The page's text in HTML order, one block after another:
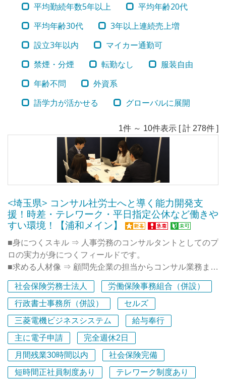
平均勤続年数5年以上
平均年齢20代
平均年齢30代
3年以上連続売上増
設立3年以内
マイカー通勤可
禁煙・分煙
転勤なし
服装自由
年齢不問
外資系
語学力が活かせる
グローバルに展開
1件 ～ 10件表示 [ 計 278件 ]
<埼玉県> コンサル社労士へと導く能力開発支
援！時差・テレワーク・平日指定公休など働きや
すい環境！【浦和メイン】
■身につくスキル ⇒ 人事労務のコンサルタントとしてのプ
ロの実力が身につくフィールドです。
■求める人材像 ⇒ 顧問先企業の担当からコンサル業務まで
をこなせるコンサル型の社労士を目指していきたい人で
す。
■充実したキャリア開発支援（研修体制）⇒ スタッフのス
キルアップに力を入れており、多数の研修動画視聴、人事
労務専門誌のWEB購読（費用は事務所負担）が可能で、
定期的な所内研修では先輩社労士の労務相談解決事例の共
有等を積極的に行っています！
■当法人は、人事労務分野の総合的なコンサルティング組
織である「一般財団法人 関東総合労働福祉協会」を運営
社会保険労務士法人
労働保険事務組合（併設）
行政書士事務所（併設）
セルズ
三菱電機ビジネスシステム
給与奉行
主に電子申請
完全週休2日
月間残業30時間以内
社会保険完備
短時間正社員制度あり
テレワーク制度あり